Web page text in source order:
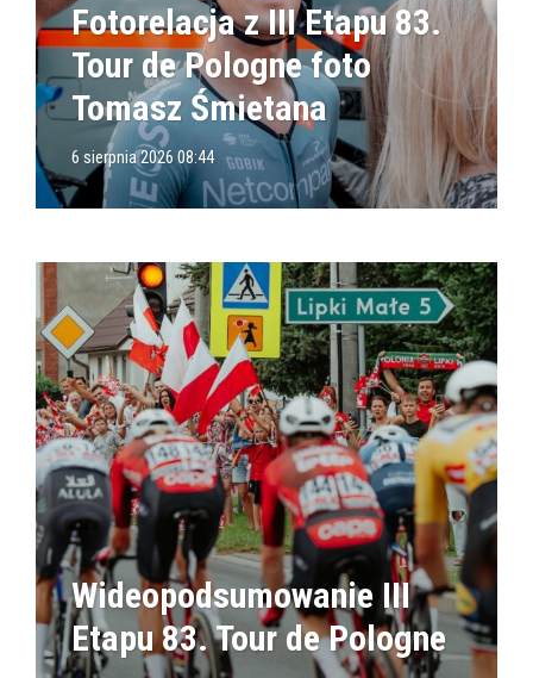
Fotorelacja z III Etapu 83.
Tour de Pologne foto
Tomasz Śmietana
6 sierpnia 2026 08:44
Wideopodsumowanie III
Etapu 83. Tour de Pologne